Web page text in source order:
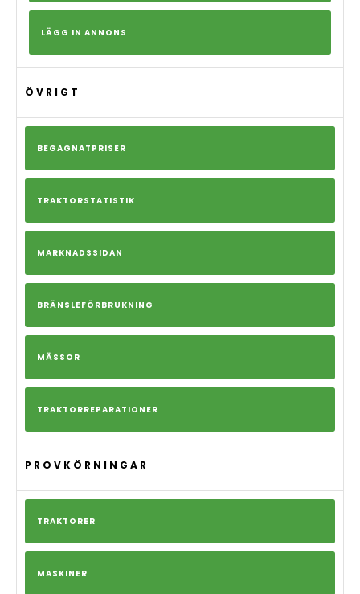
LÄGG IN ANNONS
ÖVRIGT
BEGAGNATPRISER
TRAKTORSTATISTIK
MARKNADSSIDAN
BRÄNSLEFÖRBRUKNING
MÄSSOR
TRAKTORREPARATIONER
PROVKÖRNINGAR
TRAKTORER
MASKINER